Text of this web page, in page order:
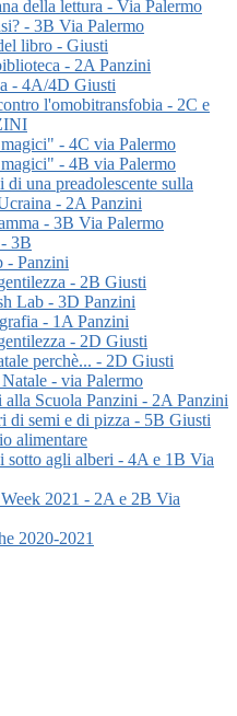
della lettura - Via Palermo
- 3B Via Palermo
libro - Giusti
- 2A Panzini
- 4A/4D Giusti
l'omobitransfobia - 2C e
- 4C via Palermo
- 4B via Palermo
di una preadolescente sulla
- 2A Panzini
- 3B Via Palermo
3B
- Panzini
- 2B Giusti
Lab - 3D Panzini
- 1A Panzini
- 2D Giusti
perchè... - 2D Giusti
- via Palermo
alla Scuola Panzini - 2A Panzini
di semi e di pizza - 5B Giusti
alimentare
sotto agli alberi - 4A e 1B Via
2021 - 2A e 2B Via
2020-2021